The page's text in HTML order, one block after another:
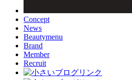
Concept
News
Beautymenu
Brand
Member
Recruit